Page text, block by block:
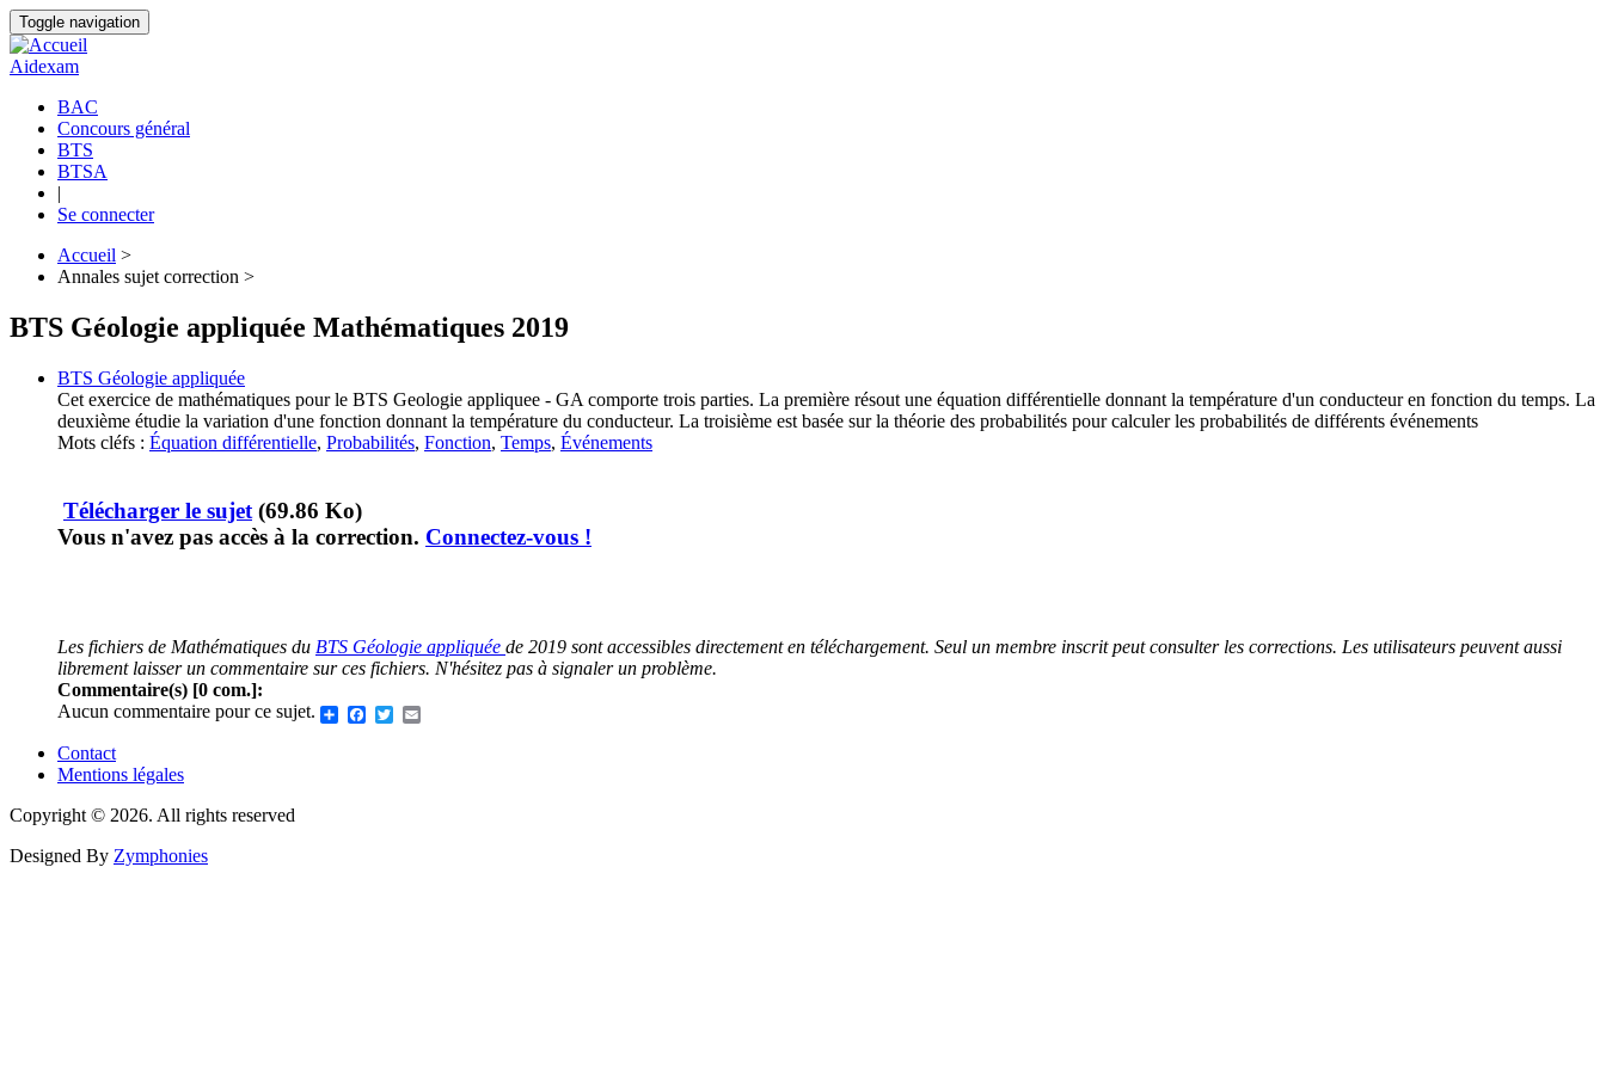
Aller
au
contenu
Toggle navigation
Aidexam
Navigation
principale
BAC
Concours général
BTS
BTSA
|
Se connecter
Fil
d'Ariane
Accueil >
Annales sujet correction >
BTS Géologie appliquée Mathématiques 2019
BTS Géologie appliquée
Cet exercice de mathématiques pour le BTS Geologie appliquee - GA comporte trois parties. La première résout une équation différentielle donnant la température d'un conducteur en fonction du temps. La
deuxième étudie la variation d'une fonction donnant la température du conducteur. La troisième est basée sur la théorie des probabilités pour calculer les probabilités de différents événements
Mots cléfs : Équation différentielle, Probabilités, Fonction, Temps, Événements
Télécharger le sujet (69.86 Ko)
Vous n'avez pas accès à la correction. Connectez-vous !
Les fichiers de Mathématiques du BTS Géologie appliquée de 2019 sont accessibles directement en téléchargement. Seul un membre inscrit peut consulter les corrections. Les utilisateurs peuvent aussi
librement laisser un commentaire sur ces fichiers. N'hésitez pas à signaler un problème.
Commentaire(s) [0 com.]:
Aucun commentaire pour ce sujet.
ShareFacebook
Twitter
Menu
Pied
de
Contact
Mentions légales
Copyright © 2026. All rights reserved
Designed By Zymphonies